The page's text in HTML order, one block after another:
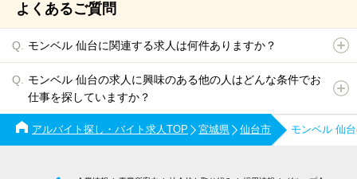
よくあるご質問
モンベル 仙台に関連する求人は何件ありますか？
モンベル 仙台の求人に興味のある他の人はどんな条件でお
仕事を探していますか？
アルバイト探し・バイト求人TOP 宮城県 仙台市 モンベル 仙